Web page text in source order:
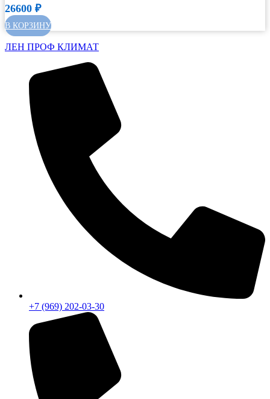
26600 ₽
В КОРЗИНУ
ЛЕН ПРОФ КЛИМАТ
+7 (969) 202-03-30